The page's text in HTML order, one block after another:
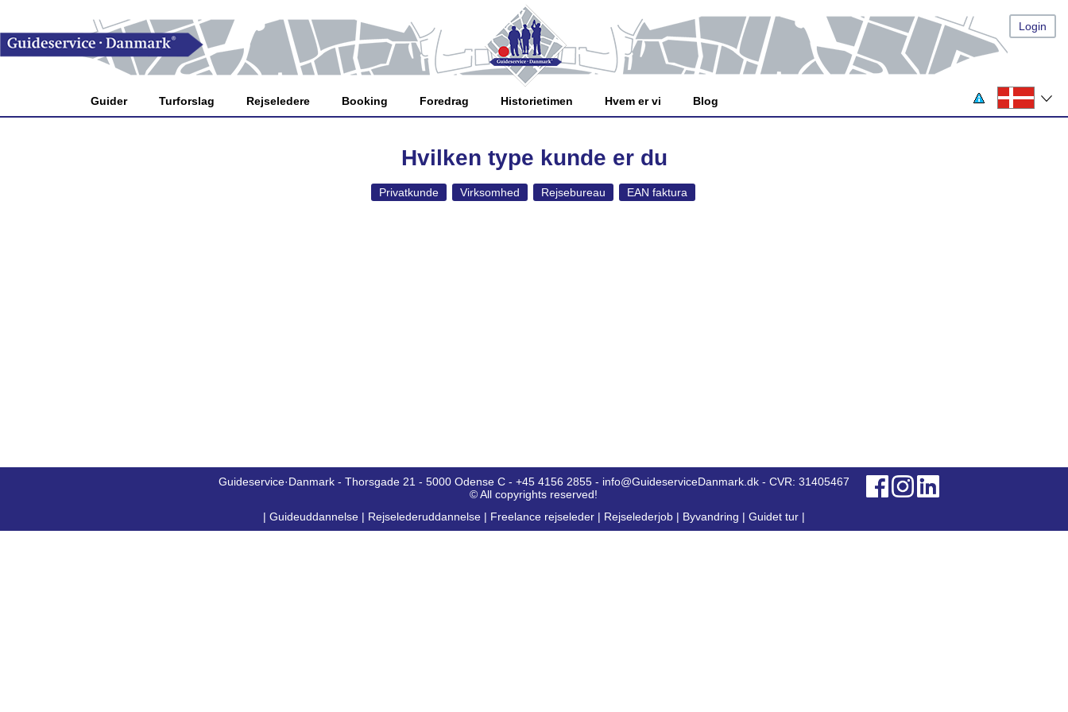
Login
Guider Turforslag Rejseledere Booking Foredrag Historietimen Hvem er vi Blog
Hvilken type kunde er du
Privatkunde Virksomhed Rejsebureau EAN faktura
Guideservice·Danmark - Thorsgade 21 - 5000 Odense C - +45 4156 2855 - info@GuideserviceDanmark.dk - CVR: 31405467
© All copyrights reserved!
| Guideuddannelse | Rejselederuddannelse | Freelance rejseleder | Rejselederjob | Byvandring | Guidet tur |